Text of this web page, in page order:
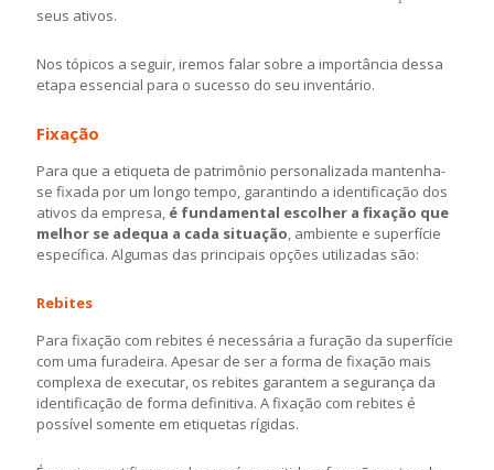
seus ativos.
Nos tópicos a seguir, iremos falar sobre a importância dessa
etapa essencial para o sucesso do seu inventário.
Fixação
Para que a etiqueta de patrimônio personalizada mantenha-
se fixada por um longo tempo, garantindo a identificação dos
ativos da empresa, é fundamental escolher a fixação que
melhor se adequa a cada situação, ambiente e superfície
específica. Algumas das principais opções utilizadas são:
Rebites
Para fixação com rebites é necessária a furação da superfície
com uma furadeira. Apesar de ser a forma de fixação mais
complexa de executar, os rebites garantem a segurança da
identificação de forma definitiva. A fixação com rebites é
possível somente em etiquetas rígidas.